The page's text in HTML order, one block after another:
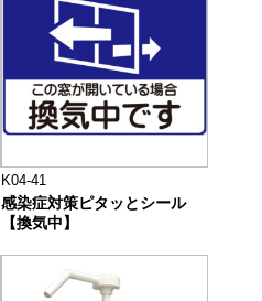
K04-41
感染症対策ピタッとシール
【換気中】